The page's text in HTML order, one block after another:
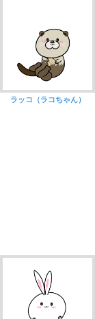
ラッコ（ラコちゃん）